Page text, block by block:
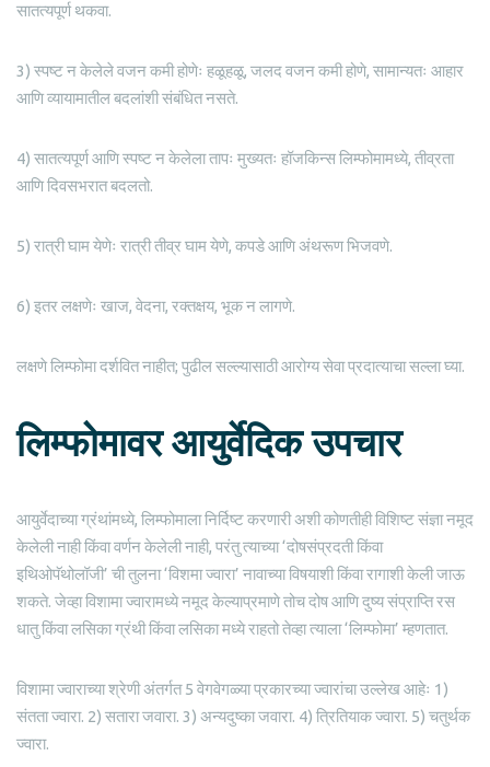
सातत्यपूर्ण थकवा.
3) स्पष्ट न केलेले वजन कमी होणेः हळूहळू, जलद वजन कमी होणे, सामान्यतः आहार
आणि व्यायामातील बदलांशी संबंधित नसते.
4) सातत्यपूर्ण आणि स्पष्ट न केलेला तापः मुख्यतः हॉजकिन्स लिम्फोमामध्ये, तीव्रता
आणि दिवसभरात बदलतो.
5) रात्री घाम येणेः रात्री तीव्र घाम येणे, कपडे आणि अंथरूण भिजवणे.
6) इतर लक्षणेः खाज, वेदना, रक्तक्षय, भूक न लागणे.
लक्षणे लिम्फोमा दर्शवित नाहीत; पुढील सल्ल्यासाठी आरोग्य सेवा प्रदात्याचा सल्ला घ्या.
लिम्फोमावर आयुर्वेदिक उपचार
आयुर्वेदाच्या ग्रंथांमध्ये, लिम्फोमाला निर्दिष्ट करणारी अशी कोणतीही विशिष्ट संज्ञा नमूद
केलेली नाही किंवा वर्णन केलेली नाही, परंतु त्याच्या ‘दोषसंप्रदती किंवा
इथिओपॅथोलॉजी’ ची तुलना ‘विशमा ज्वारा’ नावाच्या विषयाशी किंवा रागाशी केली जाऊ
शकते. जेव्हा विशामा ज्वारामध्ये नमूद केल्याप्रमाणे तोच दोष आणि दुष्य संप्राप्ति रस
धातु किंवा लसिका ग्रंथी किंवा लसिका मध्ये राहतो तेव्हा त्याला ‘लिम्फोमा’ म्हणतात.
विशामा ज्वाराच्या श्रेणी अंतर्गत 5 वेगवेगळ्या प्रकारच्या ज्वारांचा उल्लेख आहेः 1)
संतता ज्वारा. 2) सतारा जवारा. 3) अन्यदुष्का जवारा. 4) त्रितियाक ज्वारा. 5) चतुर्थक
ज्वारा.